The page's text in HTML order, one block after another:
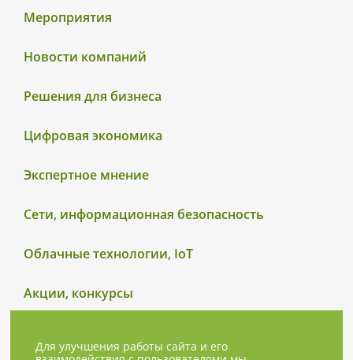
Мероприятия
Новости компаний
Решения для бизнеса
Цифровая экономика
Экспертное мнение
Сети, информационная безопасность
Облачные технологии, IoT
Акции, конкурсы
Для улучшения работы сайта и его